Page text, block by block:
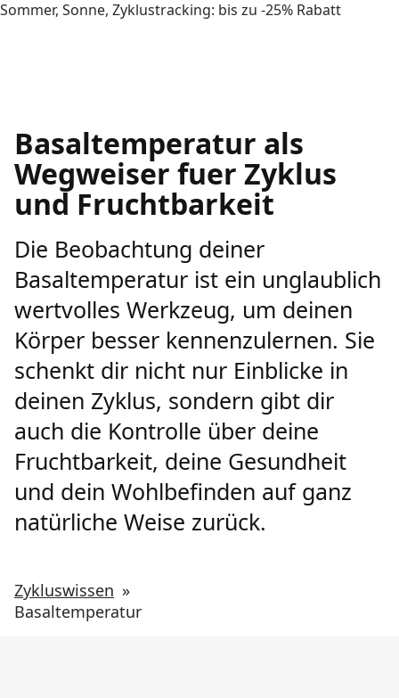
Sommer, Sonne, Zyklustracking: bis zu -25% Rabatt
Basaltemperatur als
Wegweiser fuer Zyklus
und Fruchtbarkeit
Die Beobachtung deiner
Basaltemperatur ist ein unglaublich
wertvolles Werkzeug, um deinen
Körper besser kennenzulernen. Sie
schenkt dir nicht nur Einblicke in
deinen Zyklus, sondern gibt dir
auch die Kontrolle über deine
Fruchtbarkeit, deine Gesundheit
und dein Wohlbefinden auf ganz
natürliche Weise zurück.
Zykluswissen »
Basaltemperatur